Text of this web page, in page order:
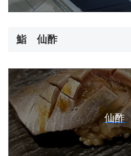
鮨 仙酢
仙酢